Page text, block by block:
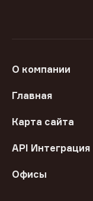
О компании
Главная
Карта сайта
API Интеграция
Офисы